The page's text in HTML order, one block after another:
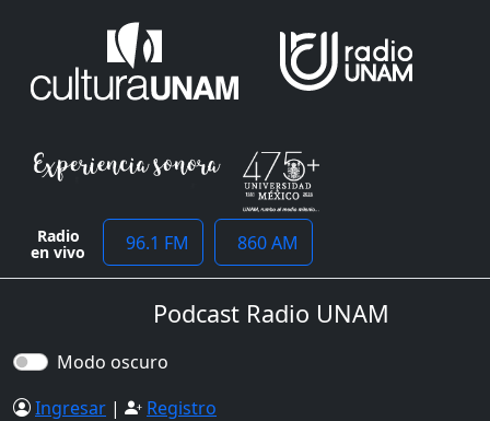
Radio
en vivo 96.1 FM 860 AM
Podcast Radio UNAM
Modo oscuro
Ingresar | Registro